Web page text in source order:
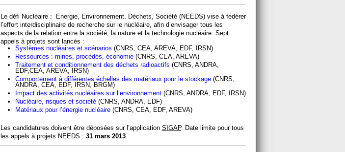
Le défi Nucléaire : Energie, Environnement, Déchets, Société (NEEDS) vise à fédérer
l’effort interdisciplinaire de recherche sur le nucléaire, afin d’envisager tous les
aspects de la relation entre la société, la nature et la technologie nucléaire. Sept
appels à projets sont lancés :
Systèmes nucléaires et scénarios (CNRS, CEA, AREVA, EDF, IRSN)
Ressources : mines, procédés, économie (CNRS, CEA, AREVA)
Traitement et conditionnement des déchets radioactifs (CNRS, ANDRA,
EDF,CEA, AREVA, IRSN)
Comportement à différentes échelles des matériaux pour le stockage (CNRS,
ANDRA, CEA, EDF, IRSN, BRGM)
Impact des activités nucléaires sur l’environnement (CNRS, ANDRA, EDF, IRSN)
Nucléaire, risques et société (CNRS, ANDRA, EDF)
Matériaux pour l’énergie nucléaire (CNRS, CEA, EDF, AREVA)
Les candidatures doivent être déposées sur l’application SIGAP. Date limite pour tous
les appels à projets NEEDS : 31 mars 2013.